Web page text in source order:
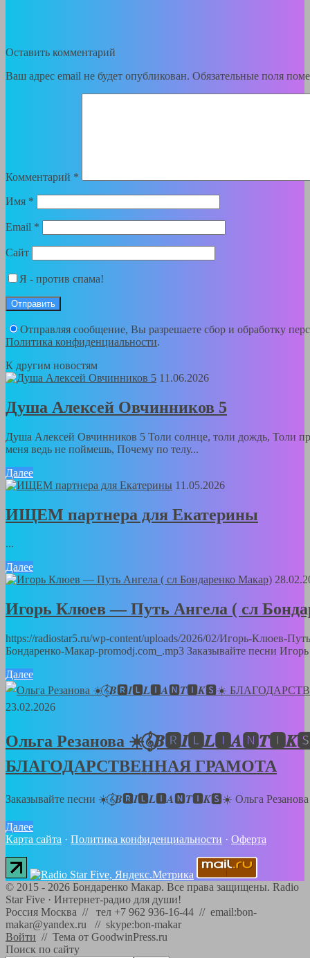
Оставить комментарий
Ваш адрес email не будет опубликован. Обязательные поля
Комментарий *
Имя *
Email *
Сайт
Я - против спама!
Отправляя сообщение, Вы разрешаете сбор и обработку
Политика конфиденциальности.
К другим новостям
11.06.2026
Душа Алексей Овчинников 5
Душа Алексей Овчинников 5 Толи солнце, толи дождь, Толи
меня ведь не поймешь, Почему по телу...
Далее
11.05.2026
ИЩЕМ партнера для Екатерины
...
Далее
Игорь Клюев — Путь Ангела ( сл
https://radiostar5.ru/wp-content/uploads/2026/02/Игорь-Клюев-
Бондаренко-Макар-promodj.com_.mp3 Заказывайте песни
Далее
23.02.2026
Ольга Резанова
БЛАГОДАРСТВЕННАЯ ГРАМОТА
Заказывайте песни ☀️𝄞⃝𝑩🆁𝑰🅻𝑳🅸𝑨🅽𝑻🅸𝑲🆂☀️ Ольга Резанова
Далее
Карта сайта · Политика конфиденциальности · Оферта
© 2015 - 2026 Бондаренко Макар. Все права защищены. Radio
Star Five · Интернет-радио для души!
Россия Москва // тел +7 962 936-16-44 // email:bon-
makar@yandex.ru // skype:bon-makar
Войти // Тема от GoodwinPress.ru
Поиск по сайту